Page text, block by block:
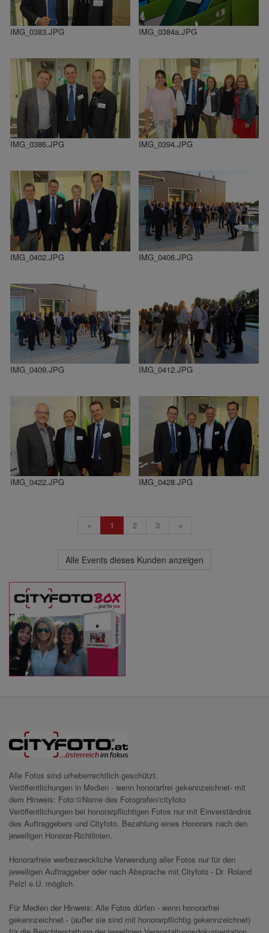
IMG_0383.JPG IMG_0384a.JPG
IMG_0386.JPG IMG_0394.JPG
IMG_0402.JPG IMG_0406.JPG
IMG_0409.JPG IMG_0412.JPG
IMG_0422.JPG IMG_0428.JPG
« 1 2 3 »
Alle Events dieses Kunden anzeigen
Alle Fotos sind urheberrechtlich geschützt.
Veröffentlichungen in Medien - wenn honorarfrei gekennzeichnet- mit
dem Hinweis: Foto:©Name des Fotografen/cityfoto
Veröffentlichungen bei honorarpflichtigen Fotos nur mit Einverständnis
des Auftraggebers und Cityfoto. Bezahlung eines Honorars nach den
jeweiligen Honorar-Richtlinien.
Honorarfreie werbezweckliche Verwendung aller Fotos nur für den
jeweiligen Auftraggeber oder nach Absprache mit Cityfoto - Dr. Roland
Pelzl e.U. möglich.
Für Medien der Hinweis: Alle Fotos dürfen - wenn honorarfrei
gekennzeichnet - (außer sie sind mit honorarpflichtig gekennzeichnet)